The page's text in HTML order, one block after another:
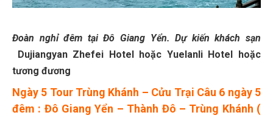
Đoàn nghỉ đêm tại Đô Giang Yển. Dự kiến khách sạn
Dujiangyan Zhefei Hotel hoặc Yuelanli Hotel hoặc
tương đương
Ngày 5 Tour Trùng Khánh – Cửu Trại Câu 6 ngày 5
đêm : Đô Giang Yển – Thành Đô – Trùng Khánh (